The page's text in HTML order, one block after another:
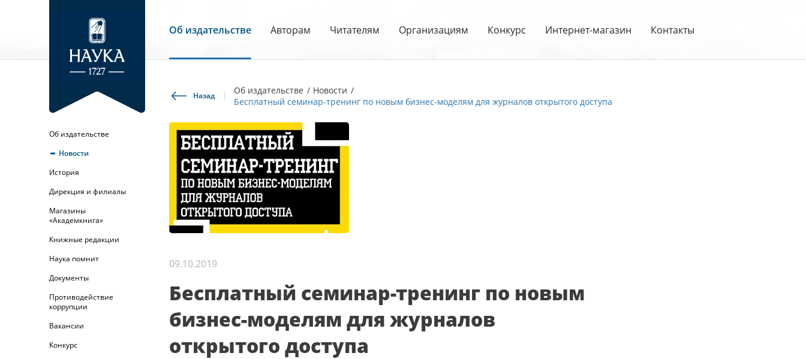
Об издательстве Авторам Читателям Организациям Конкурс Интернет-магазин Контакты
Об издательстве
Новости
История
Дирекция и филиалы
Магазины
«Академкнига»
Книжные редакции
Наука помнит
Документы
Противодействие
коррупции
Вакансии
Конкурс
Назад Об издательстве
Новости
Бесплатный cеминар-тренинг по новым бизнес-моделям для журналов открытого доступа
09.10.2019
Бесплатный cеминар-тренинг по новым
бизнес-моделям для журналов
открытого доступа